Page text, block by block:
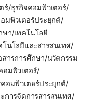
ร์/ธุรกิจคอมพิวเตอร์/
มพิวเตอร์ประยุกต์/
า/เทคโนโลยี
โนโลยีและสารสนเทศ/
ารการศึกษา/นวัตกรรม
อมพิวเตอร์/
อมพิวเตอร์ประยุกต์/
การจัดการสารสนเทศ/